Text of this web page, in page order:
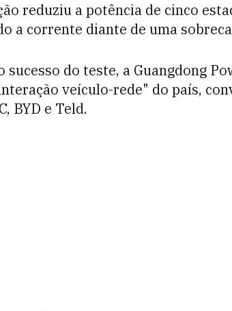
reduziu a potência de cinco
a corrente diante de uma
sucesso do teste, a Guangdong
veículo-rede" do país,
BYD e Teld.